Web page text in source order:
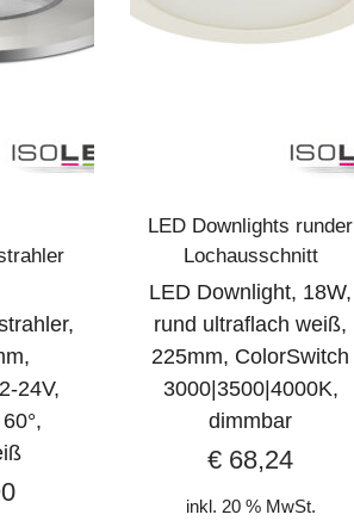
24V,
LED Downlights runder
Lochausschnitt
LED Downlight, 18W,
rund ultraflach weiß,
225mm, ColorSwitch
3000|3500|4000K,
dimmbar
€ 68,24
inkl. 20 % MwSt.